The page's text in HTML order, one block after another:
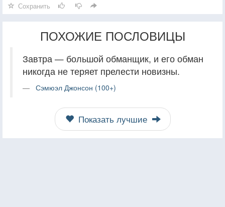
Сохранить
ПОХОЖИЕ ПОСЛОВИЦЫ
Завтра — большой обманщик, и его обман
никогда не теряет прелести новизны.
Сэмюэл Джонсон (100+)
Показать лучшие